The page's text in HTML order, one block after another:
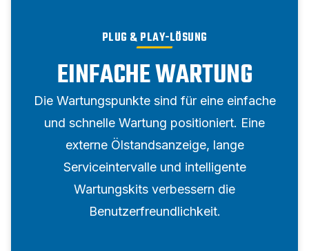
PLUG & PLAY-LÖSUNG
EINFACHE WARTUNG
Die Wartungspunkte sind für eine einfache
und schnelle Wartung positioniert. Eine
externe Ölstandsanzeige, lange
Serviceintervalle und intelligente
Wartungskits verbessern die
Benutzerfreundlichkeit.